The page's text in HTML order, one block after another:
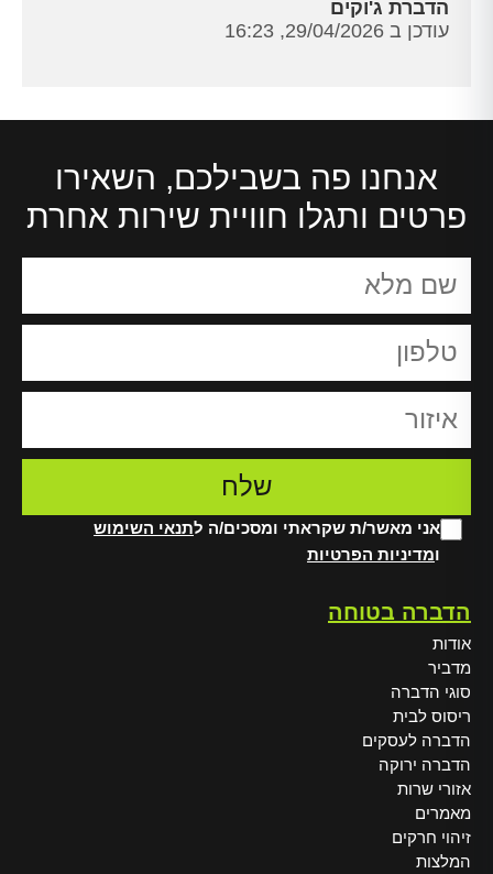
הדברת ג'וקים
עודכן ב 29/04/2026, 16:23
אנחנו פה בשבילכם, השאירו
פרטים ותגלו חוויית שירות אחרת
אני מאשר/ת שקראתי ומסכים/ה לתנאי השימוש
ומדיניות הפרטיות
הדברה בטוחה
אודות
מדביר
סוגי הדברה
ריסוס לבית
הדברה לעסקים
הדברה ירוקה
אזורי שרות
מאמרים
זיהוי חרקים
המלצות